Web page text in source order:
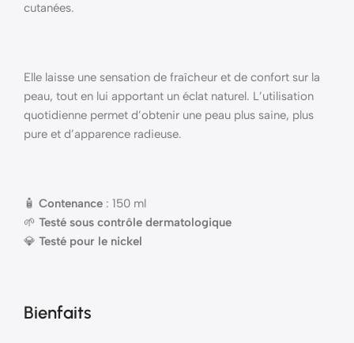
cutanées.
Elle laisse une sensation de fraîcheur et de confort sur la
peau, tout en lui apportant un éclat naturel. L’utilisation
quotidienne permet d’obtenir une peau plus saine, plus
pure et d’apparence radieuse.
🧴 Contenance : 150 ml
🌱 Testé sous contrôle dermatologique
💎 Testé pour le nickel
Bienfaits